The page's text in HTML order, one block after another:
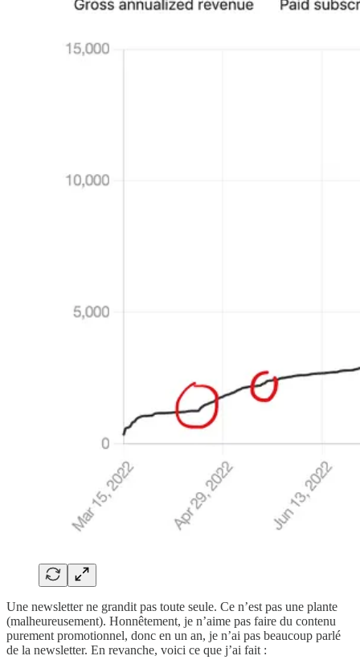
Une newsletter ne grandit pas toute seule. Ce n’est pas une plante
(malheureusement). Honnêtement, je n’aime pas faire du contenu
purement promotionnel, donc en un an, je n’ai pas beaucoup parlé
de la newsletter. En revanche, voici ce que j’ai fait :